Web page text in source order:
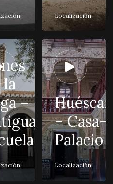
Localización:
la
–
Huéscar
– Casa-
Palacio
Localización: